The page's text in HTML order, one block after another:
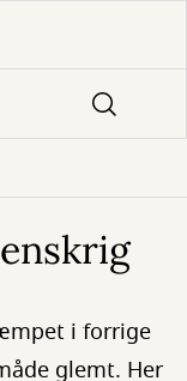
i forrige
glemt. Her